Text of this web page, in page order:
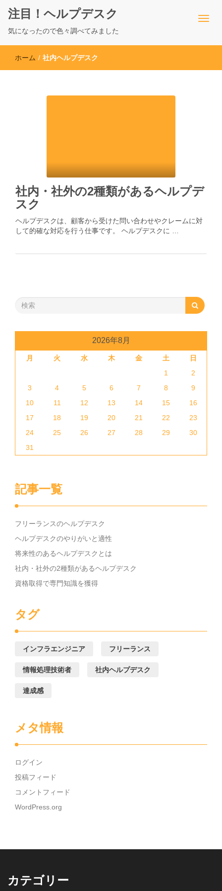
注目！ヘルプデスク
気になったので色々調べてみました
ホーム / 社内ヘルプデスク
社内・社外の2種類があるヘルプデ
スク
ヘルプデスクは、顧客から受けた問い合わせやクレームに対
して的確な対応を行う仕事です。 ヘルプデスクに …
2026年8月
月 火 水 木 金 土
日
1
2
3
4 5 6 7 8
9
10
11 12 13 14 15
16
17
18 19 20 21 22
23
24
25 26 27 28 29
30
31
記事一覧
フリーランスのヘルプデスク
ヘルプデスクのやりがいと適性
将来性のあるヘルプデスクとは
社内・社外の2種類があるヘルプデスク
資格取得で専門知識を獲得
タグ
インフラエンジニア フリーランス
情報処理技術者 社内ヘルプデスク
達成感
メタ情報
ログイン
投稿フィード
コメントフィード
WordPress.org
カテゴリー